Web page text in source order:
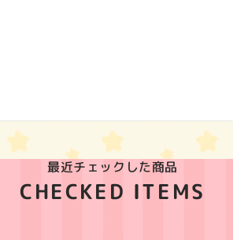
最近チェックした商品
CHECKED ITEMS